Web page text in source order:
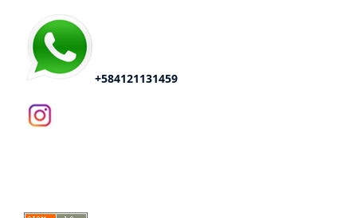
+584121131459